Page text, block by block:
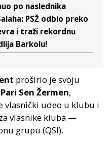
po naslednika
PSŽ odbio preko
i traži rekordnu
Barkolu!
proširio je svoju
Pari Sen Žermen,
vlasnički udeo u klubu i
vlasnike kluba —
grupu (QSI).